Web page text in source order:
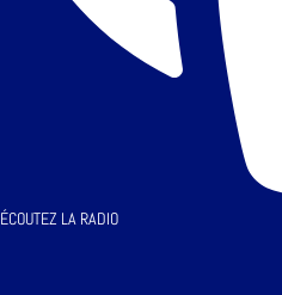
ÉCOUTEZ LA RADIO